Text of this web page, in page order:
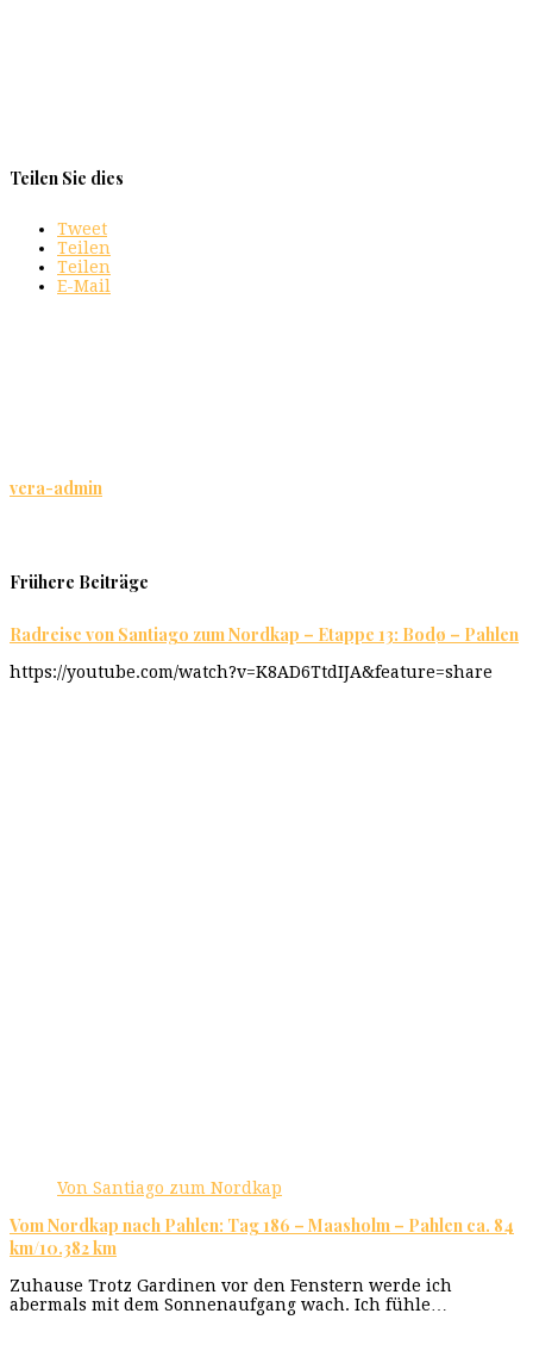
Teilen Sie dies
Tweet
Teilen
Teilen
E-Mail
vera-admin
Frühere Beiträge
Radreise von Santiago zum Nordkap – Etappe 13: Bodø – Pahlen
https://youtube.com/watch?v=K8AD6TtdIJA&feature=share
Von Santiago zum Nordkap
Vom Nordkap nach Pahlen: Tag 186 – Maasholm – Pahlen ca. 84
km/10.382 km
Zuhause Trotz Gardinen vor den Fenstern werde ich
abermals mit dem Sonnenaufgang wach. Ich fühle…